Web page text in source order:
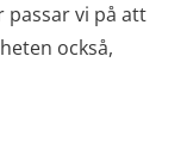
passar vi på att
också,